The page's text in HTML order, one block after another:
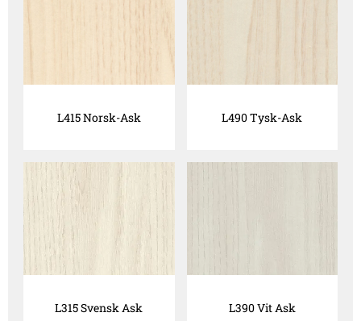
L415 Norsk-Ask L490 Tysk-Ask
L315 Svensk Ask L390 Vit Ask